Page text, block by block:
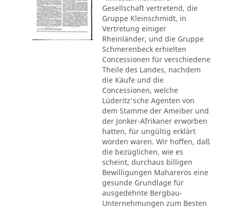
Gesellschaft vertretend, die
Gruppe Kleinschmidt, in
Vertretung einiger
Rheinländer, und die Gruppe
Schmerenbeck erhielten
Concessionen für verschiedene
Theile des Landes, nachdem
die Käufe und die
Concessionen, welche
Lüderitz'sche Agenten von
dem Stamme der Ameiber und
der Jonker-Afrikaner erworben
hatten, für ungültig erklärt
worden waren. Wir hoffen, daß
die bezüglichen, wie es
scheint, durchaus billigen
Bewilligungen Mahareros eine
gesunde Grundlage für
ausgedehnte Bergbau-
Unternehmungen zum Besten